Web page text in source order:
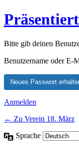
Bitte gib deinen
Benutzername oder E-
Anmelden
← Zu Verein 18. März
Sprache